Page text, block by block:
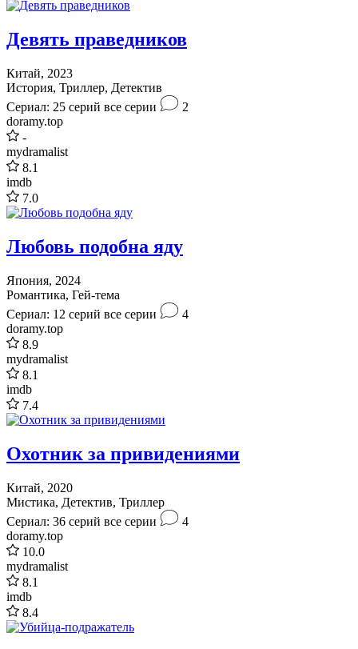
Девять праведников
Китай, 2023
История, Триллер, Детектив
Сериал: 25 серий все серии
2
doramy.top
-
mydramalist
8.1
imdb
7.0
Любовь подобна яду
Япония, 2024
Романтика, Гей-тема
Сериал: 12 серий все серии
4
doramy.top
8.9
mydramalist
8.1
imdb
7.4
Охотник за привидениями
Китай, 2020
Мистика, Детектив, Триллер
Сериал: 36 серий все серии
4
doramy.top
10.0
mydramalist
8.1
imdb
8.4